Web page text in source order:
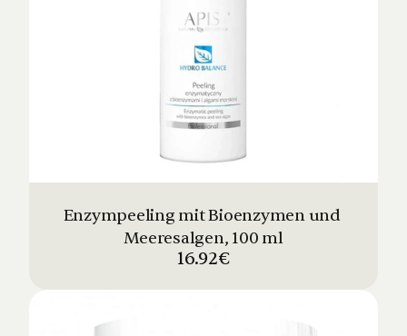
Enzympeeling mit Bioenzymen und
Meeresalgen, 100 ml
16.92€